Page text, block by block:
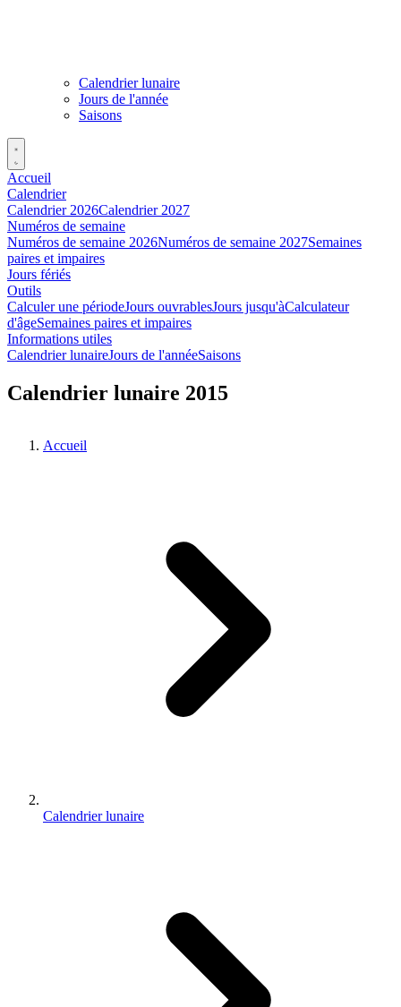
Calendrier lunaire
Jours de l'année
Saisons
Accueil
Calendrier
Calendrier 2026Calendrier 2027
Numéros de semaine
Numéros de semaine 2026Numéros de semaine 2027Semaines
paires et impaires
Jours fériés
Outils
Calculer une périodeJours ouvrablesJours jusqu'àCalculateur
d'âgeSemaines paires et impaires
Informations utiles
Calendrier lunaireJours de l'annéeSaisons
Calendrier lunaire 2015
Accueil
Calendrier lunaire